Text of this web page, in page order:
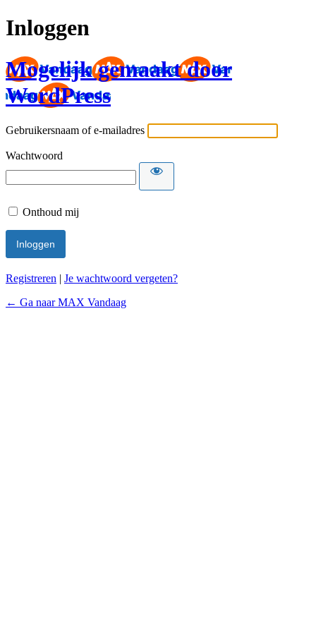
Inloggen
Mogelijk gemaakt door
WordPress
Gebruikersnaam of e-mailadres
Wachtwoord
Onthoud mij
Registreren | Je wachtwoord vergeten?
← Ga naar MAX Vandaag